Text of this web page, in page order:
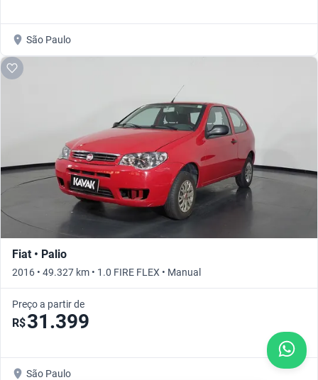
São Paulo
Fiat • Palio
2016 • 49.327 km • 1.0 FIRE FLEX • Manual
Preço a partir de
R$31.399
São Paulo